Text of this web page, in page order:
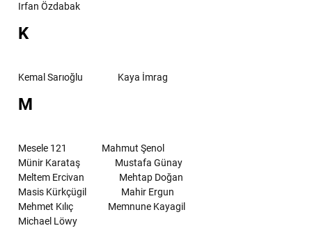
Irfan Özdabak
K
Kemal Sarıoğlu Kaya İmrag
M
Mesele 121
Mahmut Şenol
Münir Karataş
Mustafa Günay
Meltem Ercivan
Mehtap Doğan
Masis Kürkçügil
Mahir Ergun
Mehmet Kılıç
Memnune Kayagil
Michael Löwy